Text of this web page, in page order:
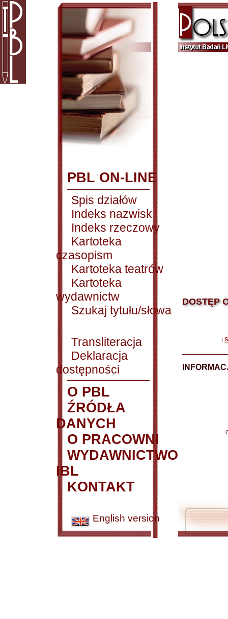
PBL ON-LINE
Spis działów
Indeks nazwisk
Indeks rzeczowy
Kartoteka
czasopism
Kartoteka teatrów
Kartoteka
wydawnictw
Szukaj tytułu/słowa
Transliteracja
Deklaracja
dostępności
O PBL
ŹRÓDŁA
DANYCH
O PRACOWNI
WYDAWNICTWO
IBL
KONTAKT
English version
DOSTĘP
|